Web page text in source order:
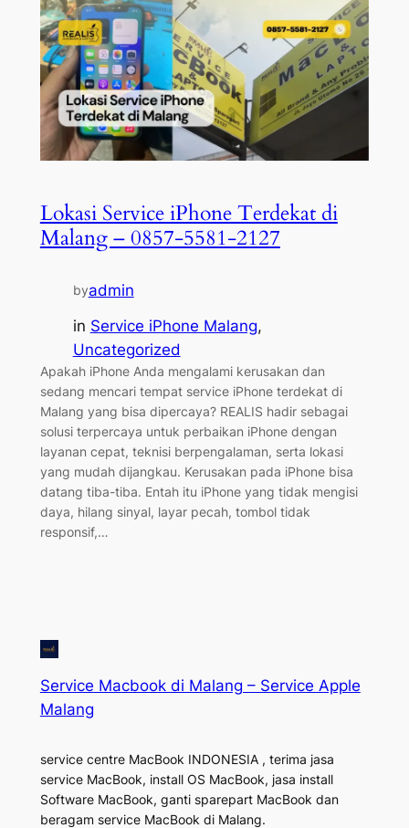
Lokasi Service iPhone Terdekat di
Malang – 0857-5581-2127
byadmin
in Service iPhone Malang
Uncategorized
Apakah iPhone Anda mengalami kerusakan dan
sedang mencari tempat service iPhone terdekat di
Malang yang bisa dipercaya? REALIS hadir sebagai
solusi terpercaya untuk perbaikan iPhone dengan
layanan cepat, teknisi berpengalaman, serta lokasi
yang mudah dijangkau. Kerusakan pada iPhone bisa
datang tiba-tiba. Entah itu iPhone yang tidak mengisi
daya, hilang sinyal, layar pecah, tombol tidak
responsif,…
Service Macbook di Malang – Service Apple
Malang
service centre MacBook INDONESIA , terima jasa
service MacBook, install OS MacBook, jasa install
Software MacBook, ganti sparepart MacBook dan
beragam service MacBook di Malang.